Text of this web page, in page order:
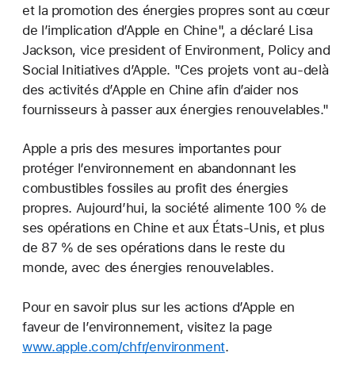
et la promotion des énergies propres sont au cœur
de l’implication d’Apple en Chine", a déclaré Lisa
Jackson, vice president of Environment, Policy and
Social Initiatives d’Apple. "Ces projets vont au-delà
des activités d’Apple en Chine afin d’aider nos
fournisseurs à passer aux énergies renouvelables."
Apple a pris des mesures importantes pour
protéger l’environnement en abandonnant les
combustibles fossiles au profit des énergies
propres. Aujourd’hui, la société alimente 100 % de
ses opérations en Chine et aux États-Unis, et plus
de 87 % de ses opérations dans le reste du
monde, avec des énergies renouvelables.
Pour en savoir plus sur les actions d’Apple en
faveur de l’environnement, visitez la page
www.apple.com/chfr/environment.